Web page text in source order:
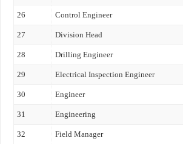
26 Control Engineer
27 Division Head
28 Drilling Engineer
29 Electrical Inspection Engineer
30 Engineer
31 Engineering
32 Field Manager